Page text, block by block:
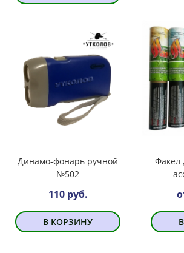
Динамо-фонарь ручной
№502
110 руб.
В КОРЗИНУ
Факел